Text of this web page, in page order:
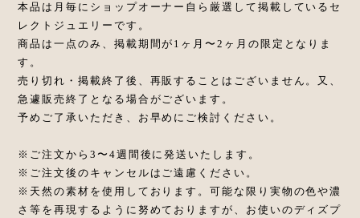
本品は月毎にショップオーナー自ら厳選して掲載しているセ
レクトジュエリーです。
商品は一点のみ、掲載期間が1ヶ月〜2ヶ月の限定となりま
す。
売り切れ・掲載終了後、再販することはございません。又、
急遽販売終了となる場合がございます。
予めご了承いただき、お早めにご検討ください。
※ご注文から3〜4週間後に発送いたします。
※ご注文後のキャンセルはご遠慮ください。
※天然の素材を使用しております。可能な限り実物の色や濃
さ等を再現するように努めておりますが、お使いのディズプ